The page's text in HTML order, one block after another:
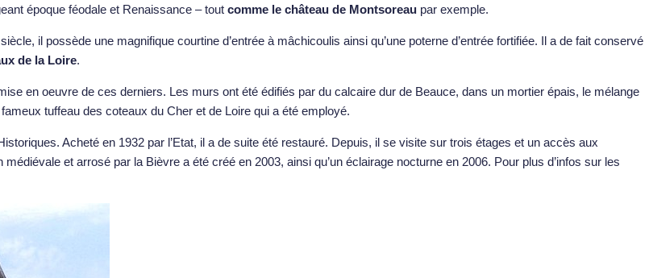
époque féodale et Renaissance – tout comme le château de Montsoreau par exemple.
il possède une magnifique courtine d’entrée à mâchicoulis ainsi qu’une poterne d’entrée fortifiée. Il a de fait conservé
de la Loire.
en oeuvre de ces derniers. Les murs ont été édifiés par du calcaire dur de Beauce, dans un mortier épais, le mélange
tuffeau des coteaux du Cher et de Loire qui a été employé.
Acheté en 1932 par l’Etat, il a de suite été restauré. Depuis, il se visite sur trois étages et un accès aux
et arrosé par la Bièvre a été créé en 2003, ainsi qu’un éclairage nocturne en 2006. Pour plus d’infos sur les